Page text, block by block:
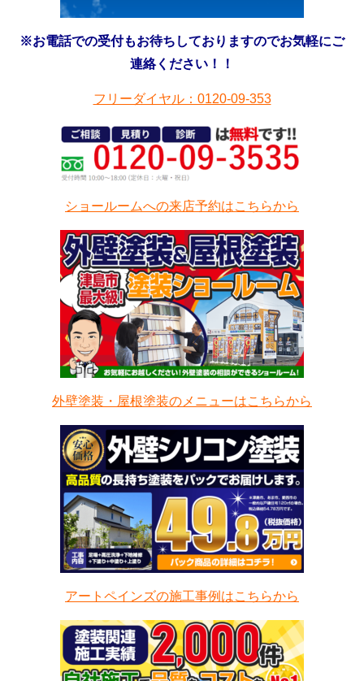
※お電話での受付もお待ちしておりますのでお気軽にご
連絡ください！！
フリーダイヤル：0120-09-353
ショールームへの来店予約はこちらから
外壁塗装・屋根塗装のメニューはこちらから
アートペインズの施工事例はこちらから